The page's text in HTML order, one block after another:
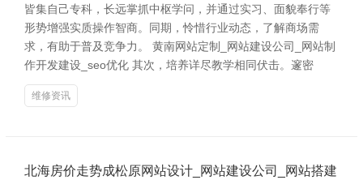
皆集自己专科，长远掌抓中枢学问，并通过实习、面貌奉行等
形势增强实质操作智商。同期，怜惜行业动态，了解商场需
求，有助于普及竞争力。 黄南网站定制_网站建设公司_网站制
作开发建设_seo优化 其次，培养详尽教学相同伏击。邃密
维修资讯
北海房价走势成松原网站设计_网站建设公司_网站搭建